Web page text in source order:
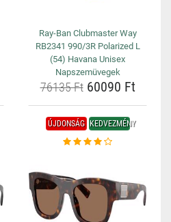
Ray-Ban Clubmaster Way
RB2341 990/3R Polarized L
(54) Havana Unisex
Napszemüvegek
76135 Ft60090 Ft
ÚJDONSÁG KEDVEZMÉNY